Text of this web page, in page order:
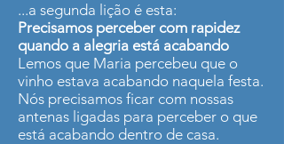
...a segunda lição é esta:
Precisamos perceber com rapidez
quando a alegria está acabando
Lemos que Maria percebeu que o
vinho estava acabando naquela festa.
Nós precisamos ficar com nossas
antenas ligadas para perceber o que
está acabando dentro de casa.